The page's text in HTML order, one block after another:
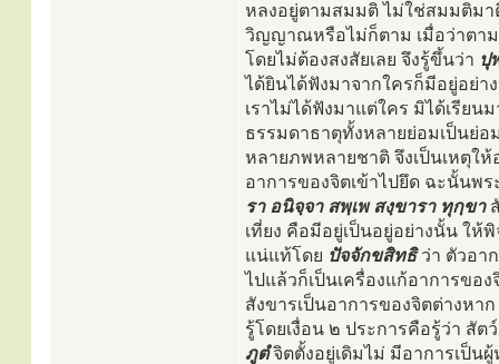
หลงอยู่ตามสมมติ ไม่ใช่สมมติมา
วิญญาณหรือไม่ก็ตาม เมื่อว่าตาม
โดยไม่ต้องสงสัยเลย จึงรู้ขึ้นว่า ปุ
ได้ยินได้ฟังมาจากใครก็มีอยู่อย่
เราไม่ได้ฟังมาแต่ใคร มิได้เรีย
ธรรมดาธาตุทั้งหลายย่อมเป็นย่อ
หลายภพหลายชาติ จึงเป็นเหตุใ
อาการของจิตเข้าไปยึด ฉะนั้นพ
รา อนิจฺจา สพฺเพ สงฺขารา ทุกฺขา
เที่ยง คือมีอยู่เป็นอยู่อย่างนั้น ให้
แน่แท้โดย ปัจจักขสิทธิว่า ตัวอาก
ไปแล้วก็เป็นเครื่องแก้อาการขอ
สังขารเป็นอาการของจิตต่างหา
รู้โดยเงื่อน ๒ ประการคือรู้ว่า สั
ภูตํจิตตั้งอยู่เดิมไม่ มีอาการเป็น